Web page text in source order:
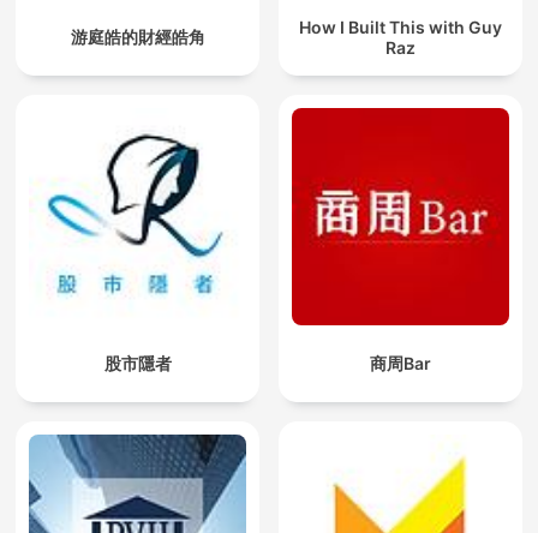
游庭皓的財經皓角
How I Built This with Guy
Raz
股市隱者 商周Bar